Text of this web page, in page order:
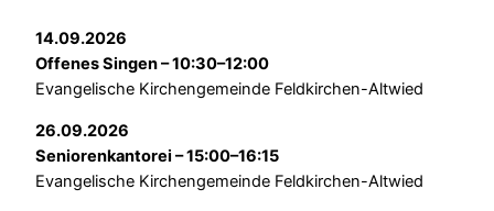
14.09.2026
Offenes Singen – 10:30–12:00
Evangelische Kirchengemeinde Feldkirchen-Altwied
26.09.2026
Seniorenkantorei – 15:00–16:15
Evangelische Kirchengemeinde Feldkirchen-Altwied